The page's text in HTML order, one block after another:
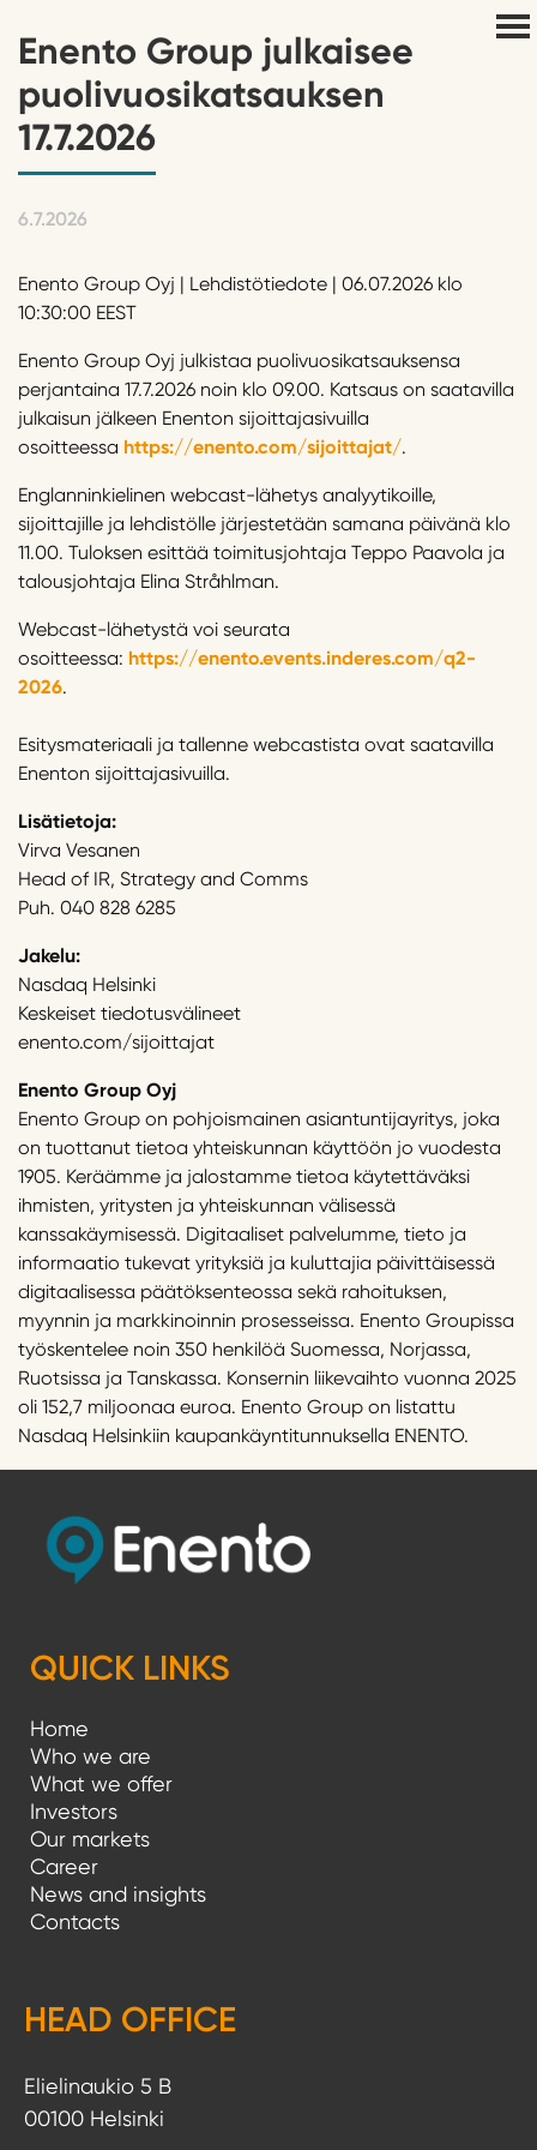
Enento Group julkaisee
puolivuosikatsauksen
17.7.2026
6.7.2026
Enento Group Oyj | Lehdistötiedote | 06.07.2026 klo
10:30:00 EEST
Enento Group Oyj julkistaa puolivuosikatsauksensa
perjantaina 17.7.2026 noin klo 09.00. Katsaus on saatavilla
julkaisun jälkeen Enenton sijoittajasivuilla
osoitteessa https://enento.com/sijoittajat/.
Englanninkielinen webcast-lähetys analyytikoille,
sijoittajille ja lehdistölle järjestetään samana päivänä klo
11.00. Tuloksen esittää toimitusjohtaja Teppo Paavola ja
talousjohtaja Elina Stråhlman.
Webcast-lähetystä voi seurata
osoitteessa: https://enento.events.inderes.com/q2-
2026.
Esitysmateriaali ja tallenne webcastista ovat saatavilla
Enenton sijoittajasivuilla.
Lisätietoja:
Virva Vesanen
Head of IR, Strategy and Comms
Puh. 040 828 6285
Jakelu:
Nasdaq Helsinki
Keskeiset tiedotusvälineet
enento.com/sijoittajat
Enento Group Oyj
Enento Group on pohjoismainen asiantuntijayritys, joka
on tuottanut tietoa yhteiskunnan käyttöön jo vuodesta
1905. Keräämme ja jalostamme tietoa käytettäväksi
ihmisten, yritysten ja yhteiskunnan välisessä
kanssakäymisessä. Digitaaliset palvelumme, tieto ja
informaatio tukevat yrityksiä ja kuluttajia päivittäisessä
digitaalisessa päätöksenteossa sekä rahoituksen,
myynnin ja markkinoinnin prosesseissa. Enento Groupissa
työskentelee noin 350 henkilöä Suomessa, Norjassa,
Ruotsissa ja Tanskassa. Konsernin liikevaihto vuonna 2025
oli 152,7 miljoonaa euroa. Enento Group on listattu
Nasdaq Helsinkiin kaupankäyntitunnuksella ENENTO.
QUICK LINKS
Home
Who we are
What we offer
Investors
Our markets
Career
News and insights
Contacts
HEAD OFFICE
Elielinaukio 5 B
00100 Helsinki